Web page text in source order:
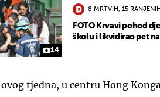
14
8 MRTVIH, 15
FOTO Krvavi pohod
školu i likvidirao pet
ovog tjedna, u centru Hong